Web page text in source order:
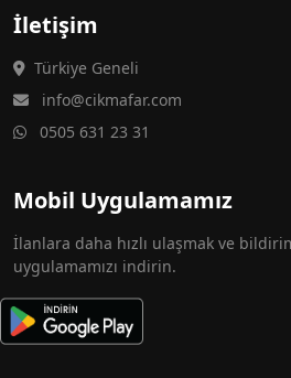
İletişim
Türkiye Geneli
info@cikmafar.com
0505 631 23 31
Mobil Uygulamamız
İlanlara daha hızlı ulaşmak ve
uygulamamızı indirin.